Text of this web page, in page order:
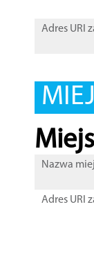
Adres URI
Nazwa
Adres URI